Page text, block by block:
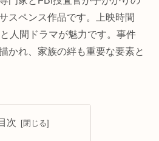
スペンス作品です。上映時間
人間ドラマが魅力です。事件
かれ、家族の絆も重要な要素と
次